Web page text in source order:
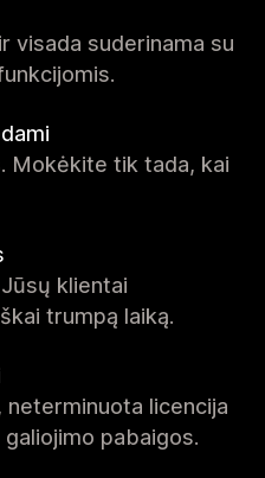
visada suderinama su
Mokėkite tik tada, kai
klientai
trumpą laiką.
licencija
pabaigos.